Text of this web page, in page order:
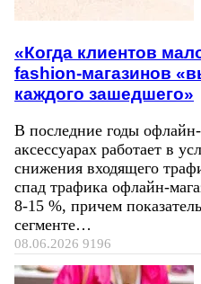
«Когда клиентов
fashion-магазинов
каждого зашедшего»
В последние годы
аксессуарах работает в
снижения входящего
спад трафика офлайн-
8-15 %, причем
сегменте…
08.06.2026 9196